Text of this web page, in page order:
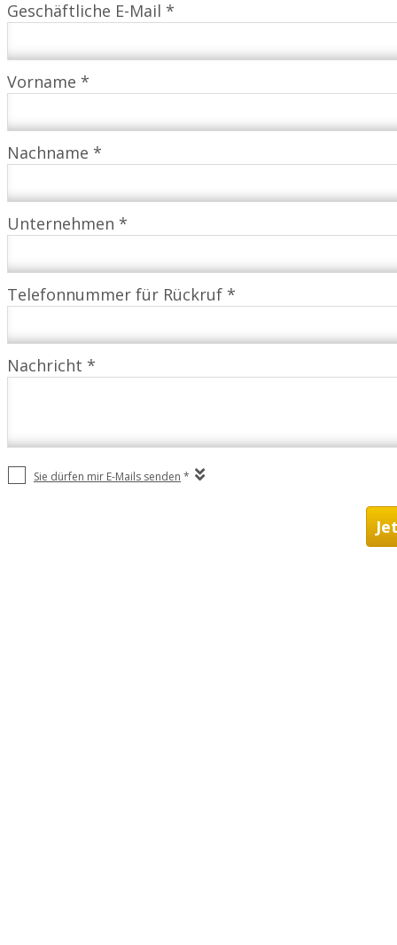
Geschäftliche E-Mail *
Vorname *
Nachname *
Unternehmen *
Telefonnummer für Rückruf *
Nachricht *
Sie dürfen mir E-Mails senden *